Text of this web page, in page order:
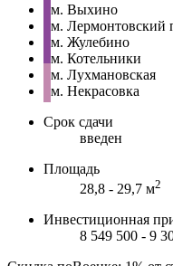
м. Выхино
м. Лермонтовский
м. Жулебино
м. Котельники
м. Лухмановская
м. Некрасовка
Срок сдачи
введен
Площадь
28,8 - 29,7 м2
Инвестиционная
8 549 500 - 9